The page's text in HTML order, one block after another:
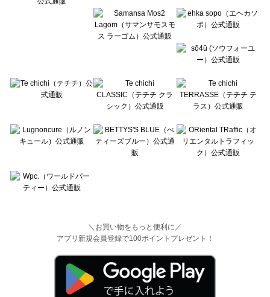
＼お買い物をもっと便利に／
アプリ新規会員登録で100ポイントプレゼント！